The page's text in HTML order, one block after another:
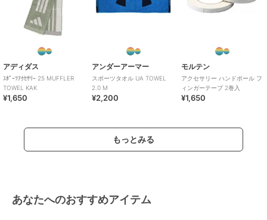
アディダス
ｽﾎﾟｰﾂｱｸｾｻﾘｰ 25 MUFFLER
TOWEL KAK
¥1,650
アンダーアーマー
スポーツタオル UA TOWEL
2.0 M
¥2,200
モルテン
アクセサリー ハンドボール フ
ィンガーテープ 2巻入
¥1,650
もっとみる
あなたへのおすすめアイテム